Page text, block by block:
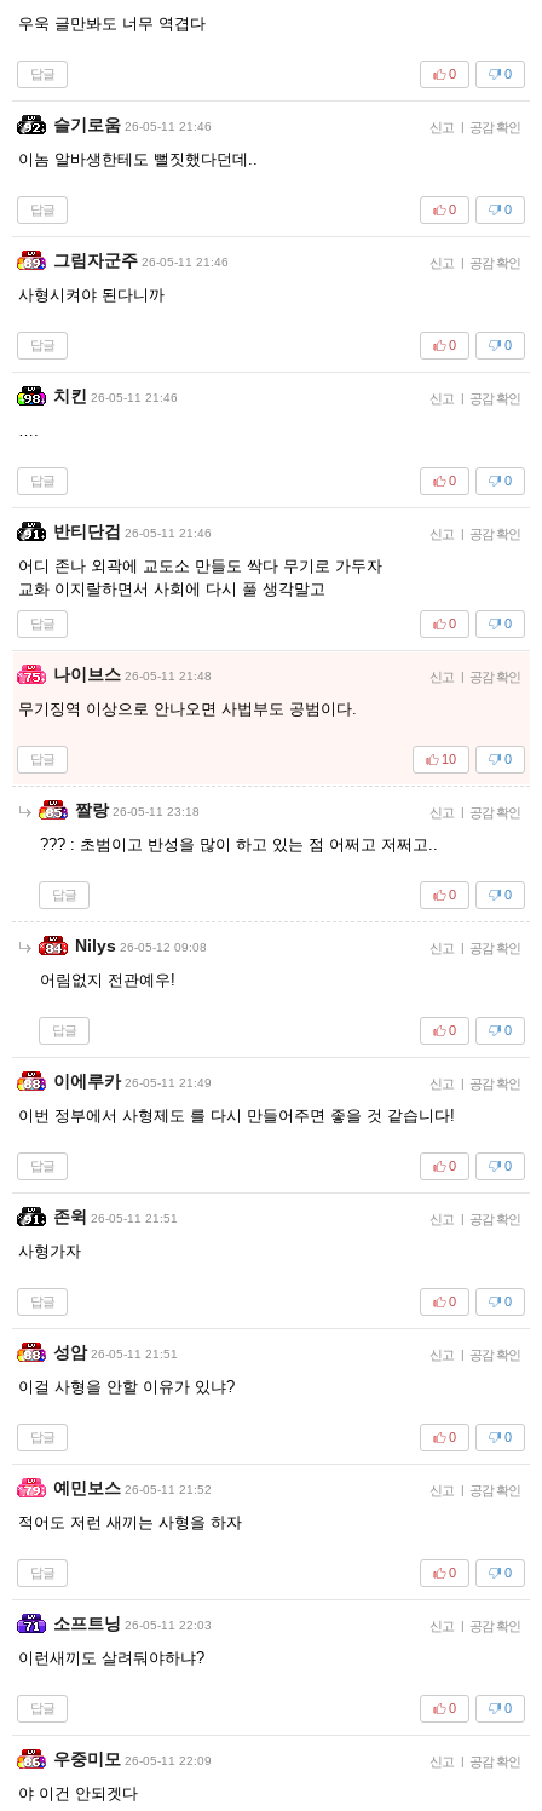
우욱 글만봐도 너무 역겹다
답글 0
0
슬기로움 26-05-11 21:46 신고 | 공감 확인
이놈 알바생한테도 뻘짓했다던데..
답글 0
0
그림자군주 26-05-11 21:46 신고 | 공감 확인
사형시켜야 된다니까
답글 0
0
치킨 26-05-11 21:46 신고 | 공감 확인
답글 0
0
반티단검 26-05-11 21:46 신고 | 공감 확인
어디 존나 외곽에 교도소 만들도 싹다 무기로 가두자
교화 이지랄하면서 사회에 다시 풀 생각말고
답글 0
0
나이브스 26-05-11 21:48 신고 | 공감 확인
무기징역 이상으로 안나오면 사법부도 공범이다.
답글 0
10
짤랑 26-05-11 23:18 신고 | 공감 확인
??? : 초범이고 반성을 많이 하고 있는 점 어쩌고 저쩌고..
답글 0
0
Nilys 26-05-12 09:08 신고 | 공감 확인
어림없지 전관예우!
답글 0
0
이에루카 26-05-11 21:49 신고 | 공감 확인
이번 정부에서 사형제도 를 다시 만들어주면 좋을 것 같습니다!
답글 0
0
존윅 26-05-11 21:51 신고 | 공감 확인
사형가자
답글 0
0
성암 26-05-11 21:51 신고 | 공감 확인
이걸 사형을 안할 이유가 있냐?
답글 0
0
예민보스 26-05-11 21:52 신고 | 공감 확인
적어도 저런 새끼는 사형을 하자
답글 0
0
소프트닝 26-05-11 22:03 신고 | 공감 확인
이런새끼도 살려둬야하냐?
답글 0
0
우중미모 26-05-11 22:09 신고 | 공감 확인
야 이건 안되겟다